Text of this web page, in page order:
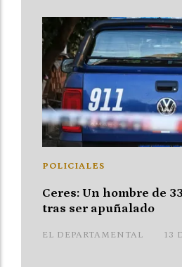
Ceres: Un hombre de
tras ser apuñalado
EL DEPARTAMENTAL
POLICIALES
13